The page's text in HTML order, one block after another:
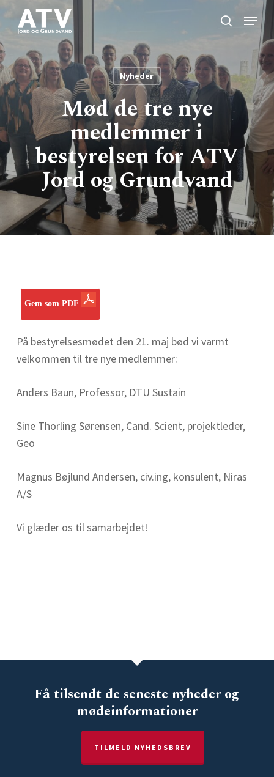
Skip
main
content
search
Menu
Nyheder
Mød de tre nye
medlemmer i
bestyrelsen for ATV
Jord og Grundvand
Gem som PDF
På bestyrelsesmødet den 21. maj bød vi varmt
velkommen til tre nye medlemmer:
Anders Baun, Professor, DTU Sustain
Sine Thorling Sørensen, Cand. Scient, projektleder,
Geo
Magnus Bøjlund Andersen, civ.ing, konsulent, Niras
A/S
Vi glæder os til samarbejdet!
Få tilsendt de seneste nyheder og
mødeinformationer
TILMELD NYHEDSBREV
Close
Menu